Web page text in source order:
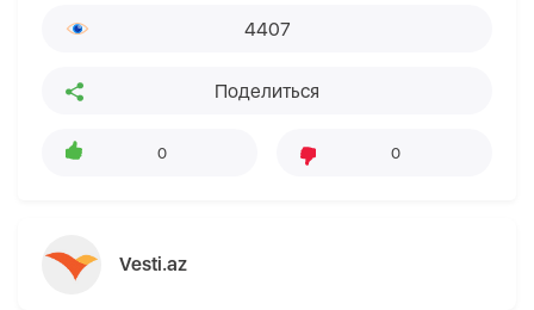
4407
Поделиться
0 0
Vesti.az